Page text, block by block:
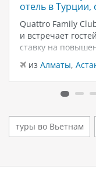
отель в Турции,
Quattro Family
и встречает
ставку на
дизайн и
моря. Отель
кто ищет
из Алматы,
туры во Вьетнам